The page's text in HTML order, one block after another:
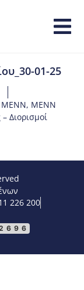
01-25
ΜΕΝΝ, ΜΕΝΝ
Διορισμοί
226 200